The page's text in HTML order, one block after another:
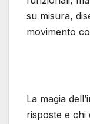
su misura,
movimento
La magia
risposte e chi